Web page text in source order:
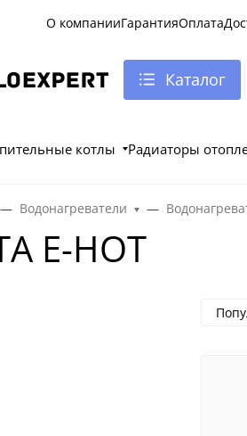
О компанииГарантияОплата
Каталог
котлы Радиаторы
Водонагреватели
E-HOT